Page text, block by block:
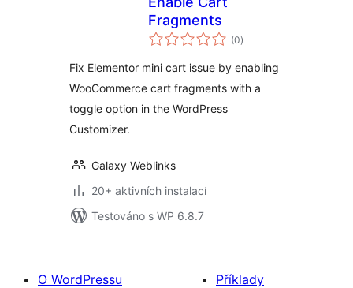
Fragments
(0celkové
hodnocení
)
Fix Elementor mini cart issue by enabling
WooCommerce cart fragments with a
toggle option in the WordPress
Customizer.
Galaxy Weblinks
20+ aktivních instalací
Testováno s WP 6.8.7
O WordPressu
Příklady